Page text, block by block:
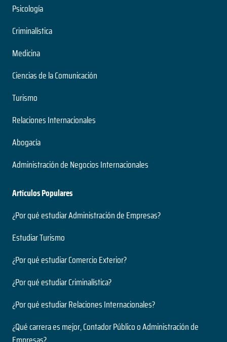
Psicología
Criminalística
Medicina
Ciencias de la Comunicación
Turismo
Relaciones Internacionales
Abogacía
Administración de Negocios Internacionales
Artículos Populares
¿Por qué estudiar Administración de Empresas?
Estudiar Turismo
¿Por qué estudiar Comercio Exterior?
¿Por qué estudiar Criminalística?
¿Por qué estudiar Relaciones Internacionales?
¿Qué carrera es mejor, Contador Público o Administración de